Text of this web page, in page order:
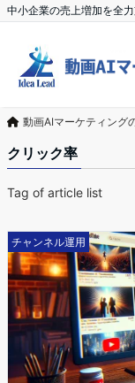
中小企業の売上増加を全
動画AIマーケティング
クリック率
Tag of article list
チャンネル運用